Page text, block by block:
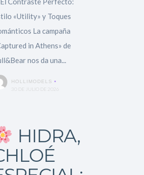
«Utility» y Toques
La campaña
in Athens» de
nos da una...
HOLLIMODELS
30 DE JULIO DE 2026
HIDRA,